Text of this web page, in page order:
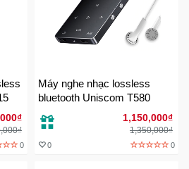
0
Máy nghe nhạc lossless
bluetooth Uniscom T580
1,150,000₫
1,350,000₫
0 0